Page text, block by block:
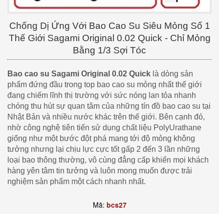
Chống Dị Ứng Với Bao Cao Su Siêu Mỏng Số 1
Thế Giới Sagami Original 0.02 Quick - Chỉ Mỏng
Bằng 1/3 Sợi Tóc
Bao cao su Sagami Original 0.02 Quick là dòng sản
phẩm đứng đầu trong top bao cao su mỏng nhất thế giới
đang chiếm lĩnh thị trường với sức nóng lan tỏa nhanh
chóng thu hút sự quan tâm của những tín đồ bao cao su tại
Nhật Bản và nhiều nước khác trên thế giới. Bên cạnh đó,
nhờ công nghệ tiên tiến sử dụng chất liệu PolyUrathane
giống như một bước đột phá mang tới độ mỏng không
tưởng nhưng lại chịu lực cực tốt gấp 2 đến 3 lần những
loại bao thông thường, vô cùng đẳng cấp khiến mọi khách
hàng yên tâm tin tưởng và luôn mong muốn được trải
nghiệm sản phẩm một cách nhanh nhất.
Mã: bcs27